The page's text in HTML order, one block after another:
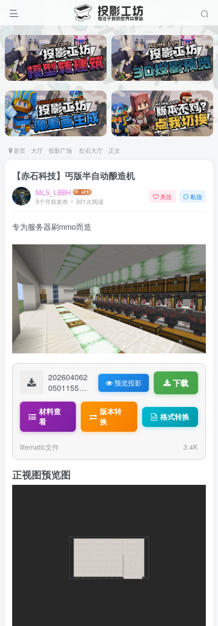
首页 大厅 投影广场 红石大厅 正文
【赤石科技】丐版半自动酿造机
MLS_LBBH
3个月前发布 301次阅读
关注 私信
专为服务器刷mmo而造
202604062
05011550-
技】丐版半
刷mmo用.lit
预览投影 下载
材料查
看
版本转
换
格式转换
litematic文件 3.4K
正视图预览图